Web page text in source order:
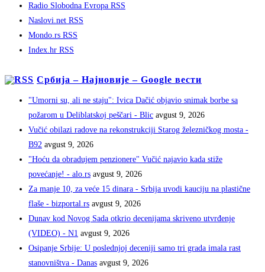
Radio Slobodna Evropa RSS
Naslovi.net RSS
Mondo.rs RSS
Index.hr RSS
Србија – Најновије – Google вести
"Umorni su, ali ne staju": Ivica Dačić objavio snimak borbe sa
požarom u Deliblatskoj peščari - Blic avgust 9, 2026
Vučić obilazi radove na rekonstrukciji Starog železničkog mosta -
B92 avgust 9, 2026
"Hoću da obradujem penzionere" Vučić najavio kada stiže
povećanje! - alo.rs avgust 9, 2026
Za manje 10, za veće 15 dinara - Srbija uvodi kauciju na plastične
flaše - bizportal.rs avgust 9, 2026
Dunav kod Novog Sada otkrio decenijama skriveno utvrđenje
(VIDEO) - N1 avgust 9, 2026
Osipanje Srbije: U poslednjoj deceniji samo tri grada imala rast
stanovništva - Danas avgust 9, 2026